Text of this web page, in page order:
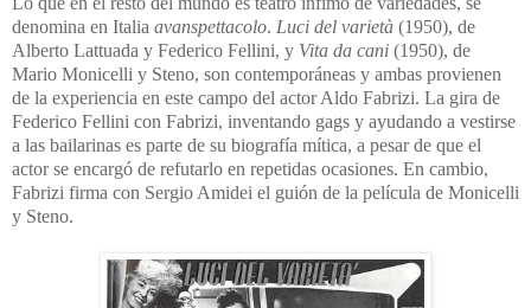
denomina en Italia avanspettacolo. Luci del varietà (1950), de
Alberto Lattuada y Federico Fellini, y Vita da cani (1950), de
Mario Monicelli y Steno, son contemporáneas y ambas provienen
de la experiencia en este campo del actor Aldo Fabrizi. La gira de
Federico Fellini con Fabrizi, inventando gags y ayudando a vestirse
a las bailarinas es parte de su biografía mítica, a pesar de que el
actor se encargó de refutarlo en repetidas ocasiones. En cambio,
Fabrizi firma con Sergio Amidei el guión de la película de Monicelli
y Steno.